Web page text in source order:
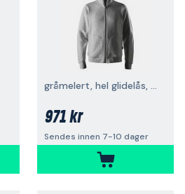
gråmelert, hel glidelås, kraftig
971 kr
Sendes innen 7-10 dager